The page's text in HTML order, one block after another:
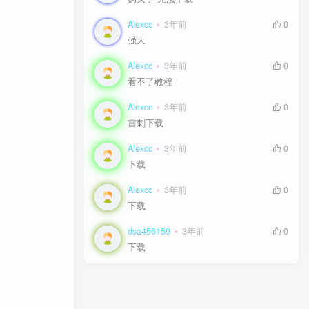
Alexcc 3年前
0
强大
Alexcc 3年前
0
看不了教程
Alexcc 3年前
0
雷刺下载
Alexcc 3年前
0
下载
Alexcc 3年前
0
下载
dsa456159 3年前
0
下载
Alexcc 3年前
0
强大
Alexcc 3年前
0
看不了教程
Alexcc 3年前
0
雷刺下载
Alexcc 3年前
0
下载
Alexcc 3年前
0
下载
dsa456159 3年前
0
下载